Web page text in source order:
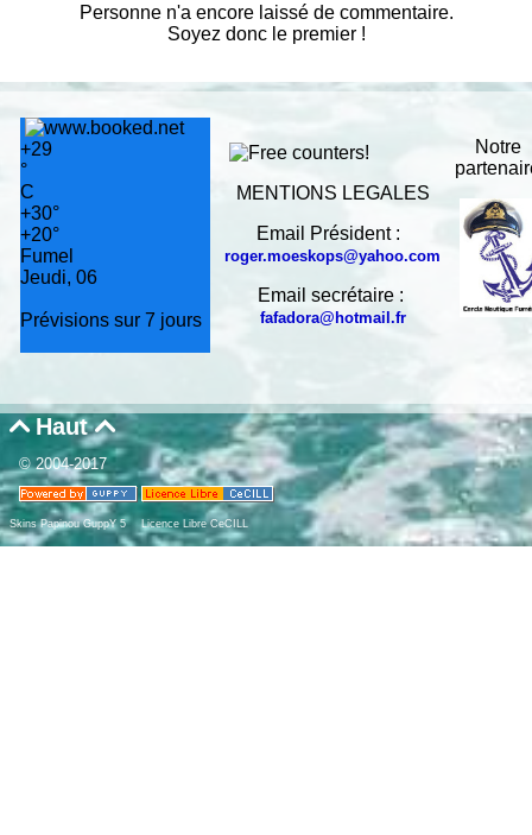
Personne n'a encore laissé de commentaire.
Soyez donc le premier !
+29
°
C
+30°
+20°
Fumel
Jeudi, 06
Prévisions sur 7 jours
MENTIONS LEGALES
Email Président :
roger.moeskops@yahoo.com
Email secrétaire :
fafadora@hotmail.fr
Notre
Haut
© 2004-2017
Skins Papinou GuppY 5 Licence Libre CeCILL